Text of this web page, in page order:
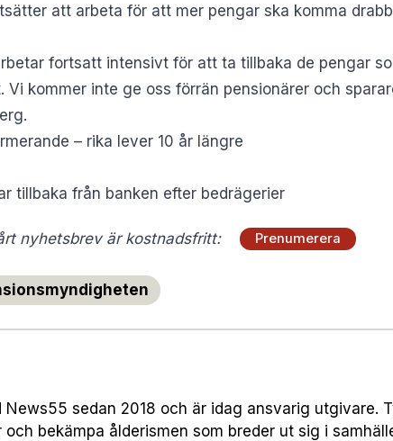
att arbeta för att mer pengar ska komma
fortsatt intensivt för att ta tillbaka de pengar
kommer inte ge oss förrän pensionärer och
– rika lever 10 år längre
tillbaka från banken efter bedrägerier
nyhetsbrev är kostnadsfritt: Prenumerera
News55 sedan 2018 och är idag ansvarig utgivare.
bekämpa ålderismen som breder ut sig i